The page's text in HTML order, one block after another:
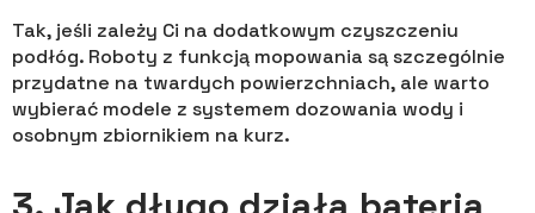
Tak, jeśli zależy Ci na dodatkowym czyszczeniu
podłóg. Roboty z funkcją mopowania są szczególnie
przydatne na twardych powierzchniach, ale warto
wybierać modele z systemem dozowania wody i
osobnym zbiornikiem na kurz.